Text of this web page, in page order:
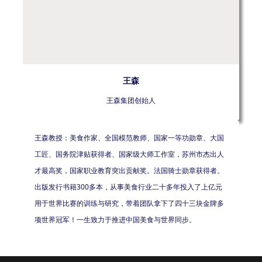
王森
王森集团创始人
王森教授：美食作家、全国模范教师、国家一等功勋章、大国
工匠、国务院津贴获得者、国家级大师工作室，苏州市杰出人
才最高奖，国家职业教育突出贡献奖。法国骑士勋章获得者。
出版发行书籍300多本，从事美食行业二十多年投入了上亿元
用于世界比赛的训练与研究，带着团队拿下了四十三块金牌多
项世界冠军！一生致力于推进中国美食与世界同步。